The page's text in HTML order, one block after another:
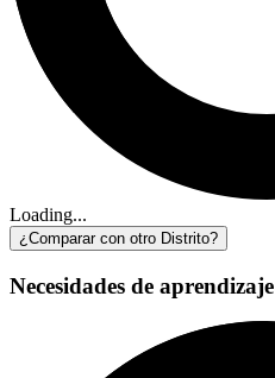
Loading...
¿Comparar con otro Distrito?
Necesidades de aprendizaje